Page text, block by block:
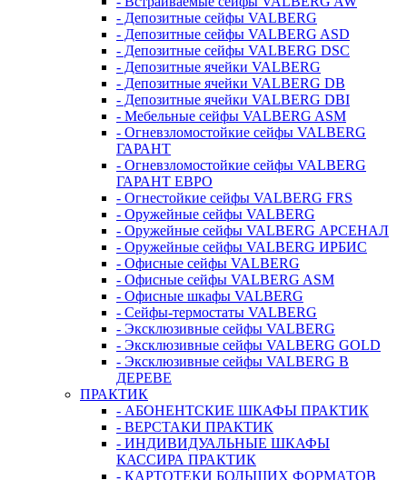
- Депозитные сейфы VALBERG
- Депозитные сейфы VALBERG ASD
- Депозитные сейфы VALBERG DSC
- Депозитные ячейки VALBERG
- Депозитные ячейки VALBERG DB
- Депозитные ячейки VALBERG DBI
- Мебельные сейфы VALBERG ASM
- Огневзломостойкие сейфы VALBERG
ГАРАНТ
- Огневзломостойкие сейфы VALBERG
ГАРАНТ ЕВРО
- Огнестойкие сейфы VALBERG FRS
- Оружейные сейфы VALBERG
- Оружейные сейфы VALBERG АРСЕНАЛ
- Оружейные сейфы VALBERG ИРБИС
- Офисные сейфы VALBERG
- Офисные сейфы VALBERG ASM
- Офисные шкафы VALBERG
- Сейфы-термостаты VALBERG
- Эксклюзивные сейфы VALBERG
- Эксклюзивные сейфы VALBERG GOLD
- Эксклюзивные сейфы VALBERG В
ДЕРЕВЕ
ПРАКТИК
- АБОНЕНТСКИЕ ШКАФЫ ПРАКТИК
- ВЕРСТАКИ ПРАКТИК
- ИНДИВИДУАЛЬНЫЕ ШКАФЫ
КАССИРА ПРАКТИК
- КАРТОТЕКИ БОЛЬШИХ ФОРМАТОВ